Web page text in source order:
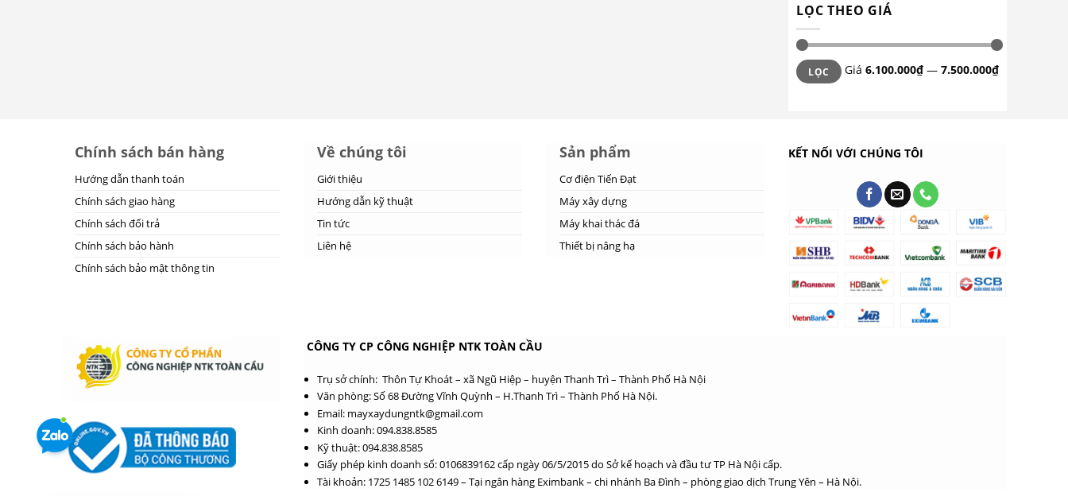
LỌC THEO GIÁ
LỌC Giá 6.100.000₫ — 7.500.000₫
Chính sách bán hàng
Hướng dẫn thanh toán
Chính sách giao hàng
Chính sách đổi trả
Chính sách bảo hành
Chính sách bảo mật thông tin
Về chúng tôi
Giới thiệu
Hướng dẫn kỹ thuật
Tin tức
Liên hệ
Sản phẩm
Cơ điện Tiến Đạt
Máy xây dựng
Máy khai thác đá
Thiết bị nâng hạ
KẾT NỐI VỚI CHÚNG TÔI
CÔNG TY CP CÔNG NGHIỆP NTK TOÀN CẦU
Trụ sở chính: Thôn Tự Khoát – xã Ngũ Hiệp – huyện Thanh Trì – Thành Phố Hà Nội
Văn phòng: Số 68 Đường Vĩnh Quỳnh – H.Thanh Trì – Thành Phố Hà Nội.
Email: mayxaydungntk@gmail.com
Kinh doanh: 094.838.8585
Kỹ thuật: 094.838.8585
Giấy phép kinh doanh số: 0106839162 cấp ngày 06/5/2015 do Sở kế hoạch và đầu tư TP Hà Nội cấp.
Tài khoản: 1725 1485 102 6149 – Tại ngân hàng Eximbank – chi nhánh Ba Đình – phòng giao dịch Trung Yên – Hà Nội.